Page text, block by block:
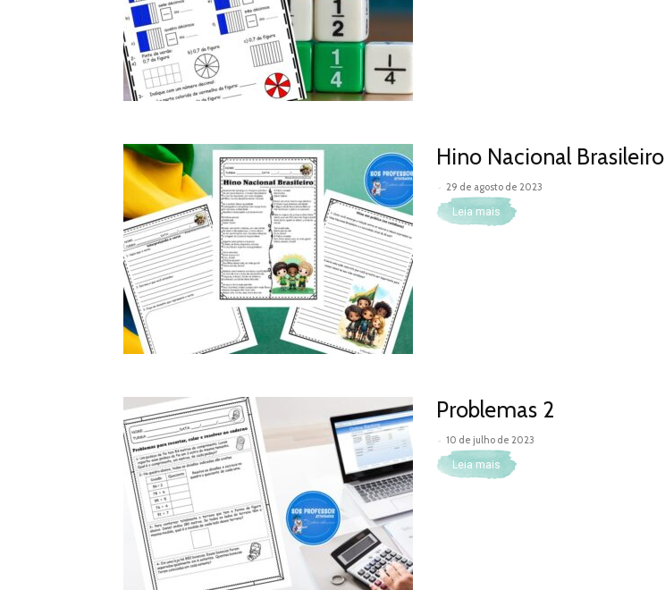
Hino Nacional Brasileiro
- 29 de agosto de 2023
Leia mais
Problemas 2
- 10 de julho de 2023
Leia mais